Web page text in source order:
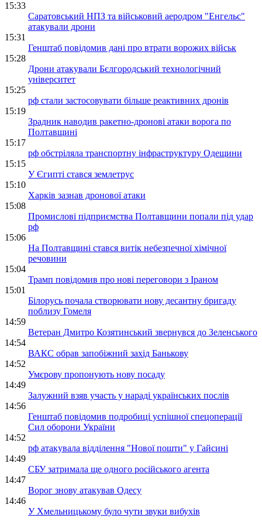
15:33
Саратовський НПЗ та військовий аеродром "Енгельс"
атакували дрони
15:31
Генштаб повідомив дані про втрати ворожих військ
15:28
Дрони атакували Бєлгородський технологічний
університет
15:25
рф стали застосовувати більше реактивних дронів
15:19
Зрадник наводив ракетно-дронові атаки ворога по
Полтавщині
15:17
рф обстріляла транспортну інфраструктуру Одещини
15:15
У Єгипті стався землетрус
15:10
Харків зазнав дронової атаки
15:08
Промислові підприємства Полтавщини попали під удар
рф
15:06
На Полтавщині стався витік небезпечної хімічної
речовини
15:04
Трамп повідомив про нові переговори з Іраном
15:01
Білорусь почала створювати нову десантну бригаду
поблизу Гомеля
14:59
Ветеран Дмитро Козятинський звернувся до Зеленського
14:54
ВАКС обрав запобіжний захід Банькову
14:52
Умєрову пропонують нову посаду
14:49
Залужний взяв участь у нараді українських послів
14:56
Генштаб повідомив подробиці успішної спецоперації
Сил оборони України
14:52
рф атакувала відділення "Нової пошти" у Гайсині
14:49
СБУ затримала ще одного російського агента
14:47
Ворог знову атакував Одесу
14:46
У Хмельницькому було чути звуки вибухів